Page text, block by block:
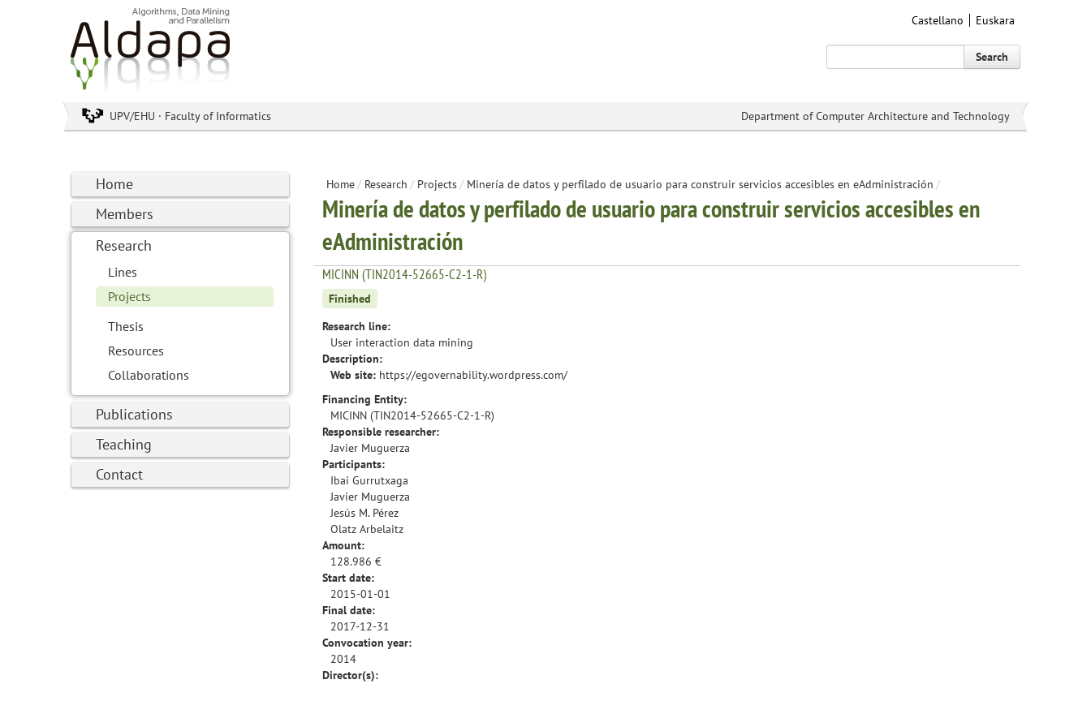
Castellano Euskara
Search
UPV/EHU · Faculty of Informatics Department of Computer Architecture and Technology
Home
Members
Research
Lines
Projects
Thesis
Resources
Collaborations
Publications
Teaching
Contact
Home/ Research / Projects/ Minería de datos y perfilado de usuario para construir servicios accesibles en eAdministración /
Minería de datos y perfilado de usuario para construir servicios accesibles en
eAdministración
MICINN (TIN2014-52665-C2-1-R)
Finished
Research line:
User interaction data mining
Description:
Web site: https://egovernability.wordpress.com/
Financing Entity:
MICINN (TIN2014-52665-C2-1-R)
Responsible researcher:
Javier Muguerza
Participants:
Ibai Gurrutxaga
Javier Muguerza
Jesús M. Pérez
Olatz Arbelaitz
Amount:
128.986 €
Start date:
2015-01-01
Final date:
2017-12-31
Convocation year:
2014
Director(s):